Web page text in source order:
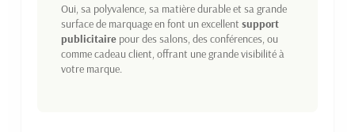
Oui, sa polyvalence, sa matière durable et sa grande
surface de marquage en font un excellent support
publicitaire pour des salons, des conférences, ou
comme cadeau client, offrant une grande visibilité à
votre marque.